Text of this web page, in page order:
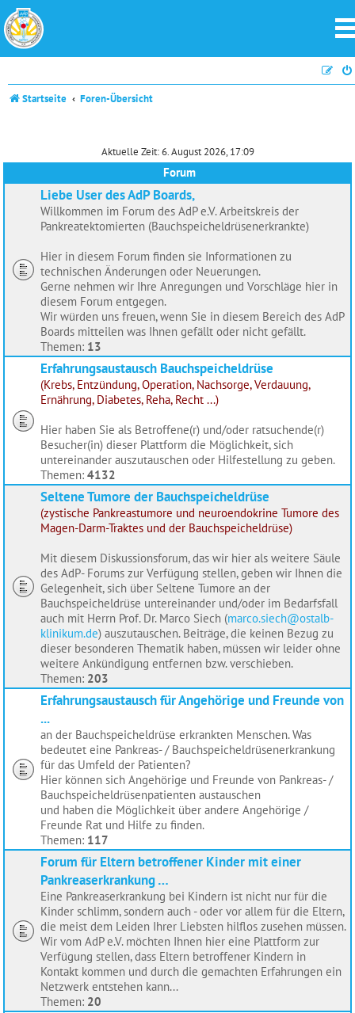
Startseite Foren-Übersicht
Aktuelle Zeit: 6. August 2026, 17:09
Forum
Liebe User des AdP Boards,
Willkommen im Forum des AdP e.V. Arbeitskreis der
Pankreatektomierten (Bauchspeicheldrüsenerkrankte)
Hier in diesem Forum finden sie Informationen zu
technischen Änderungen oder Neuerungen.
Gerne nehmen wir Ihre Anregungen und Vorschläge hier in
diesem Forum entgegen.
Wir würden uns freuen, wenn Sie in diesem Bereich des AdP
Boards mitteilen was Ihnen gefällt oder nicht gefällt.
Themen: 13
Erfahrungsaustausch Bauchspeicheldrüse
(Krebs, Entzündung, Operation, Nachsorge, Verdauung,
Ernährung, Diabetes, Reha, Recht ...)
Hier haben Sie als Betroffene(r) und/oder ratsuchende(r)
Besucher(in) dieser Plattform die Möglichkeit, sich
untereinander auszutauschen oder Hilfestellung zu geben.
Themen: 4132
Seltene Tumore der Bauchspeicheldrüse
(zystische Pankreastumore und neuroendokrine Tumore des
Magen-Darm-Traktes und der Bauchspeicheldrüse)
Mit diesem Diskussionsforum, das wir hier als weitere Säule
des AdP- Forums zur Verfügung stellen, geben wir Ihnen die
Gelegenheit, sich über Seltene Tumore an der
Bauchspeicheldrüse untereinander und/oder im Bedarfsfall
auch mit Herrn Prof. Dr. Marco Siech (marco.siech@ostalb-
klinikum.de) auszutauschen. Beiträge, die keinen Bezug zu
dieser besonderen Thematik haben, müssen wir leider ohne
weitere Ankündigung entfernen bzw. verschieben.
Themen: 203
Erfahrungsaustausch für Angehörige und Freunde von
...
an der Bauchspeicheldrüse erkrankten Menschen. Was
bedeutet eine Pankreas- / Bauchspeicheldrüsenerkrankung
für das Umfeld der Patienten?
Hier können sich Angehörige und Freunde von Pankreas- /
Bauchspeicheldrüsenpatienten austauschen
und haben die Möglichkeit über andere Angehörige /
Freunde Rat und Hilfe zu finden.
Themen: 117
Forum für Eltern betroffener Kinder mit einer
Pankreaserkrankung …
Eine Pankreaserkrankung bei Kindern ist nicht nur für die
Kinder schlimm, sondern auch - oder vor allem für die Eltern,
die meist dem Leiden Ihrer Liebsten hilflos zusehen müssen.
Wir vom AdP e.V. möchten Ihnen hier eine Plattform zur
Verfügung stellen, dass Eltern betroffener Kindern in
Kontakt kommen und durch die gemachten Erfahrungen ein
Netzwerk entstehen kann...
Themen: 20